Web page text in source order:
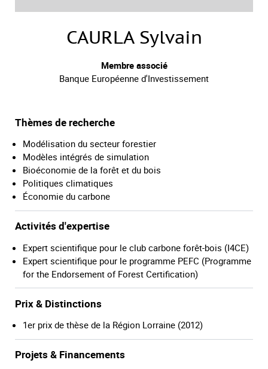
CAURLA Sylvain
Membre associé
Banque Européenne d'Investissement
Thèmes de recherche
Modélisation du secteur forestier
Modèles intégrés de simulation
Bioéconomie de la forêt et du bois
Politiques climatiques
Économie du carbone
Activités d'expertise
Expert scientifique pour le club carbone forêt-bois (I4CE)
Expert scientifique pour le programme PEFC (Programme
for the Endorsement of Forest Certification)
Prix & Distinctions
1er prix de thèse de la Région Lorraine (2012)
Projets & Financements